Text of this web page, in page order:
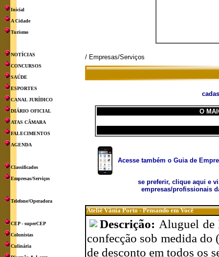
Inicial
A Cidade
Turismo
NOTÍCIAS
CONCURSOS
SAÚDE
ESPORTES
CANAL JURÍDICO
DIÁRIO OFICIAL
ATAS CÂMARA
FALECIMENTOS
AGENDA
Classificados
Empresas/Serviços
Telefone/Operadora
CEP - superCEP
Colunistas
Culinária
/ Empresas/Serviços
O
Acesse também o Guia de
se preferir, clique aqui e
empresas/profissionais
Ateliê Vânia Porto - Pensando em Você
Descrição: Aluguel de
confecção sob medida do
de desconto em todos os